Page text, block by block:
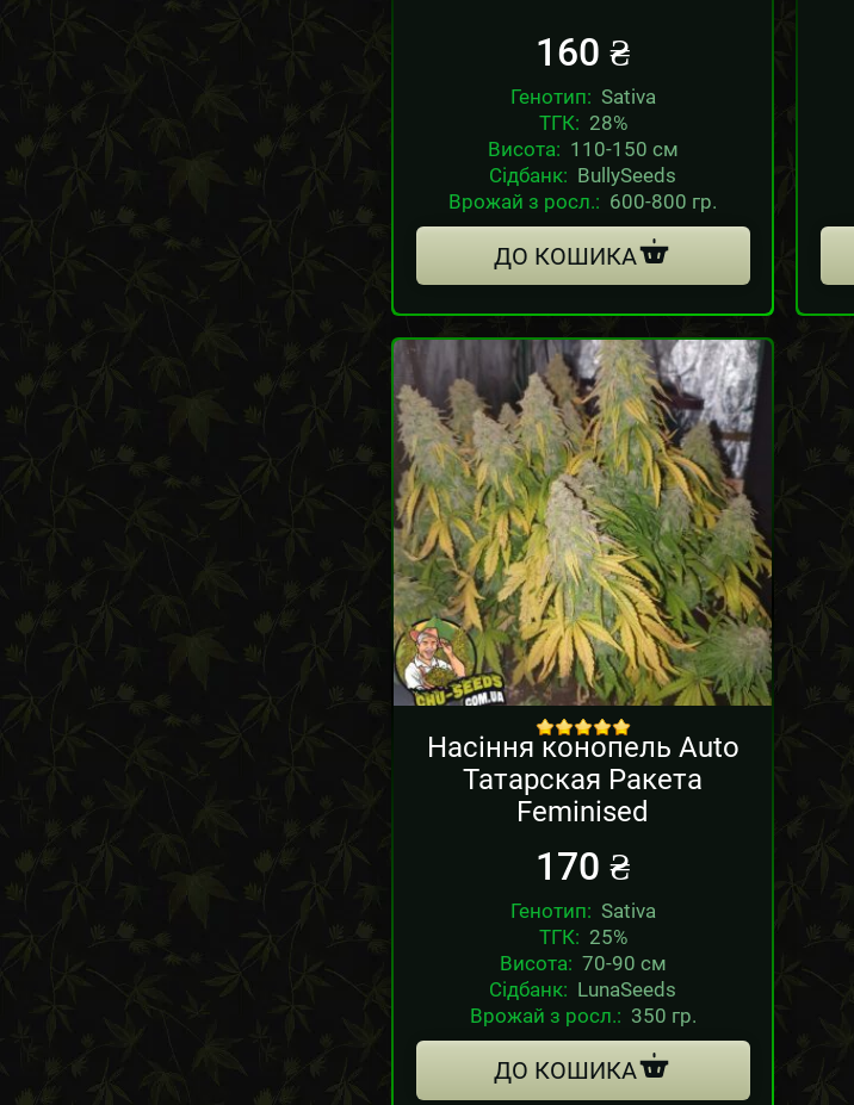
160 ₴
Генотип: Sativa
ТГК: 28%
Висота: 110-150 см
Сідбанк: BullySeeds
Врожай з росл.: 600-800 гр.
ДО КОШИКА
out of 5
Насіння конопель Auto
Татарская Ракета
Feminised
170 ₴
Генотип: Sativa
ТГК: 25%
Висота: 70-90 см
Сідбанк: LunaSeeds
Врожай з росл.: 350 гр.
ДО КОШИКА